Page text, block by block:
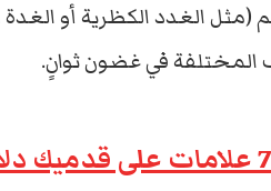
الغدد الكظرية أو
في غضون ثوانٍ.
من مشاكل الغدة إلى مشاكل القلب .. 7